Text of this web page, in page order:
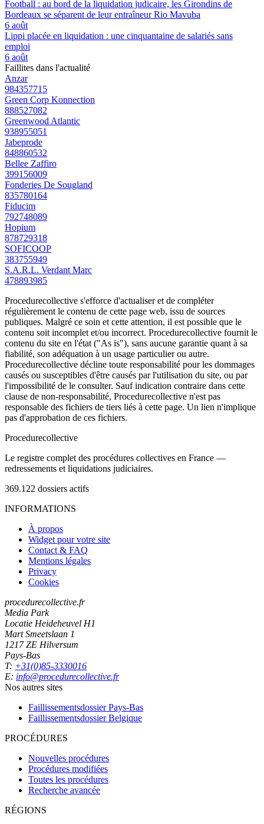
Football : au bord de la liquidation judicaire, les Girondins de
Bordeaux se séparent de leur entraîneur Rio Mavuba
6 août
Lippi placée en liquidation : une cinquantaine de salariés sans
emploi
6 août
Faillites dans l'actualité
Anzar
984357715
Green Corp Konnection
888527082
Greenwood Atlantic
938955051
Jabeprode
848860532
Bellee Zaffiro
399156009
Fonderies De Sougland
835780164
Fiducim
792748089
Hopium
878729318
SOFICOOP
383755949
S.A.R.L. Verdant Marc
478893985
Procedurecollective s'efforce d'actualiser et de compléter
régulièrement le contenu de cette page web, issu de sources
publiques. Malgré ce soin et cette attention, il est possible que le
contenu soit incomplet et/ou incorrect. Procedurecollective fournit le
contenu du site en l'état ("As is"), sans aucune garantie quant à sa
fiabilité, son adéquation à un usage particulier ou autre.
Procedurecollective décline toute responsabilité pour les dommages
causés ou susceptibles d'être causés par l'utilisation du site, ou par
l'impossibilité de le consulter. Sauf indication contraire dans cette
clause de non-responsabilité, Procedurecollective n'est pas
responsable des fichiers de tiers liés à cette page. Un lien n'implique
pas d'approbation de ces fichiers.
Procedurecollective
Le registre complet des procédures collectives en France —
redressements et liquidations judiciaires.
369.122 dossiers actifs
INFORMATIONS
À propos
Widget pour votre site
Contact & FAQ
Mentions légales
Privacy
Cookies
procedurecollective.fr
Media Park
Locatie Heideheuvel H1
Mart Smeetslaan 1
1217 ZE Hilversum
Pays-Bas
T: +31(0)85-3330016
E: info@procedurecollective.fr
Nos autres sites
Faillissementsdossier Pays-Bas
Faillissementsdossier Belgique
PROCÉDURES
Nouvelles procédures
Procédures modifiées
Toutes les procédures
Recherche avancée
RÉGIONS